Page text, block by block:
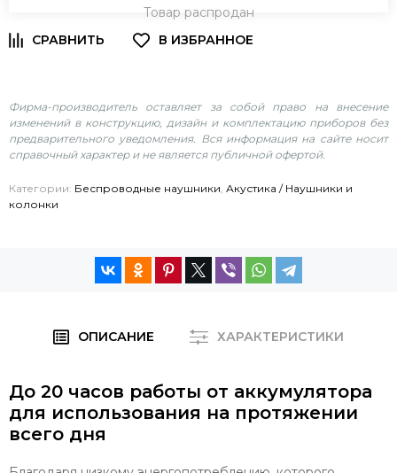
Товар распродан
Фирма-производитель оставляет за собой право на внесение
изменений в конструкцию, дизайн и комплектацию приборов без
предварительного уведомления. Вся информация на сайте носит
справочный характер и не является публичной офертой.
Категории: Беспроводные наушники, Акустика / Наушники и
колонки
ОПИСАНИЕ ХАРАКТЕРИСТИКИ
До 20 часов работы от аккумулятора
для использования на протяжении
всего дня